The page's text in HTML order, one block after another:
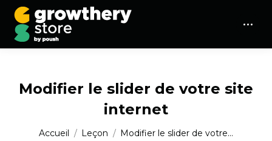
Modifier le slider de votre site
internet
Vous êtes ici :
Accueil Leçon Modifier le slider de votre…